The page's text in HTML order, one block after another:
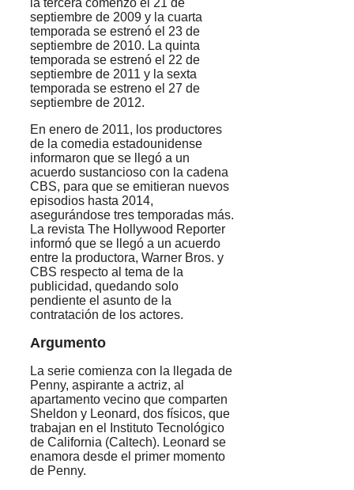
la tercera comenzó el 21 de
septiembre de 2009 y la cuarta
temporada se estrenó el 23 de
septiembre de 2010. La quinta
temporada se estrenó el 22 de
septiembre de 2011 y la sexta
temporada se estreno el 27 de
septiembre de 2012.
En enero de 2011, los productores
de la comedia estadounidense
informaron que se llegó a un
acuerdo sustancioso con la cadena
CBS, para que se emitieran nuevos
episodios hasta 2014,
asegurándose tres temporadas más.
La revista The Hollywood Reporter
informó que se llegó a un acuerdo
entre la productora, Warner Bros. y
CBS respecto al tema de la
publicidad, quedando solo
pendiente el asunto de la
contratación de los actores.
Argumento
La serie comienza con la llegada de
Penny, aspirante a actriz, al
apartamento vecino que comparten
Sheldon y Leonard, dos físicos, que
trabajan en el Instituto Tecnológico
de California (Caltech). Leonard se
enamora desde el primer momento
de Penny.